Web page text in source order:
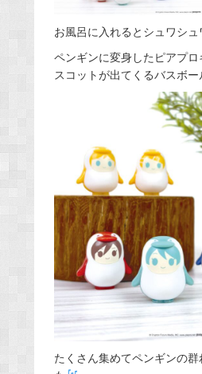
お風呂に入れるとシュワシュ
ペンギンに変身したピアプ
スコットが出てくるバスボー
たくさん集めてペンギンの